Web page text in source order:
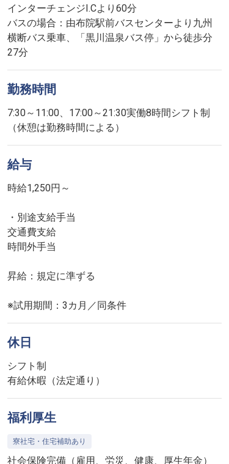
インターチェンジI.Cより60分
バスの場合：由布院駅前バスセンターより九州
横断バス乗車、「黒川温泉バス停」から徒歩分
27分
勤務時間
7:30～11:00、17:00～21:30実働8時間シフト制
（休憩は勤務時間による）
給与
時給1,250円～
・別途支給手当
交通費支給
時間外手当
昇給：規定に準ずる
※試用期間：3カ月／同条件
休日
シフト制
有給休暇（法定通り）
福利厚生
寮社宅・住宅補助あり
社会保険完備（雇用、労災、健康、厚生年金）